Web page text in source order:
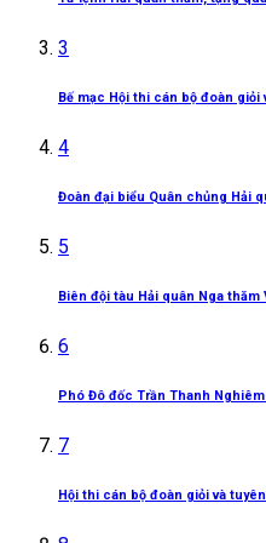
3
Bế mạc Hội thi cán bộ đoàn
4
Đoàn đại biểu Quân chủng Hải
5
Biên đội tàu Hải quân Nga thăm
6
Phó Đô đốc Trần Thanh
7
Hội thi cán bộ đoàn giỏi và